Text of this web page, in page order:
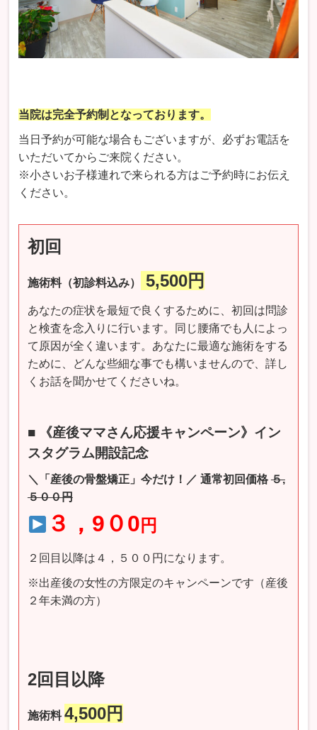
当院は完全予約制となっております。
当日予約が可能な場合もございますが、必ずお電話を
いただいてからご来院ください。
※小さいお子様連れで来られる方はご予約時にお伝え
ください。
初回
施術料（初診料込み） 5,500円
あなたの症状を最短で良くするために、初回は問診
と検査を念入りに行います。同じ腰痛でも人によっ
て原因が全く違います。あなたに最適な施術をする
ために、どんな些細な事でも構いませんので、詳し
くお話を聞かせてくださいね。
■ 《産後ママさん応援キャンペーン》 イン
スタグラム開設記念
＼「産後の骨盤矯正」今だけ！／ 通常初回価格 ５,
５００円
３，9０0 円
２回目以降は４，５００円になります。
※出産後の女性の方限定のキャンペーンです（産後
２年未満の方）
2回目以降
施術料4,500円